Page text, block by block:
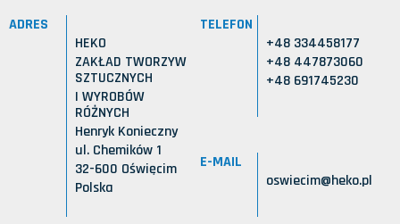
ADRES
HEKO
ZAKŁAD TWORZYW
SZTUCZNYCH
I WYROBÓW
RÓŻNYCH
Henryk Konieczny
ul. Chemików 1
32-600 Oświęcim
Polska
TELEFON
+48 334458177
+48 447873060
+48 691745230
E-MAIL
oswiecim@heko.pl